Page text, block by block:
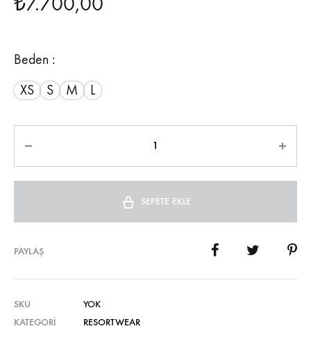
Beden :
XS
S M L
SEPETE EKLE
PAYLAŞ
SKU
YOK
KATEGORI
RESORTWEAR